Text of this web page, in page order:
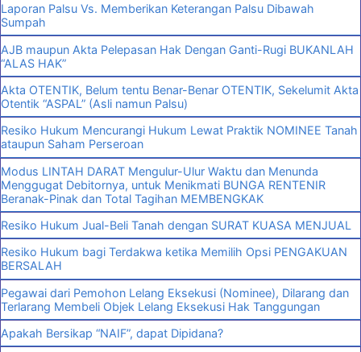
Laporan Palsu Vs. Memberikan Keterangan Palsu Dibawah
Sumpah
AJB maupun Akta Pelepasan Hak Dengan Ganti-Rugi BUKANLAH
“ALAS HAK”
Akta OTENTIK, Belum tentu Benar-Benar OTENTIK, Sekelumit Akta
Otentik “ASPAL” (Asli namun Palsu)
Resiko Hukum Mencurangi Hukum Lewat Praktik NOMINEE Tanah
ataupun Saham Perseroan
Modus LINTAH DARAT Mengulur-Ulur Waktu dan Menunda
Menggugat Debitornya, untuk Menikmati BUNGA RENTENIR
Beranak-Pinak dan Total Tagihan MEMBENGKAK
Resiko Hukum Jual-Beli Tanah dengan SURAT KUASA MENJUAL
Resiko Hukum bagi Terdakwa ketika Memilih Opsi PENGAKUAN
BERSALAH
Pegawai dari Pemohon Lelang Eksekusi (Nominee), Dilarang dan
Terlarang Membeli Objek Lelang Eksekusi Hak Tanggungan
Apakah Bersikap “NAIF”, dapat Dipidana?